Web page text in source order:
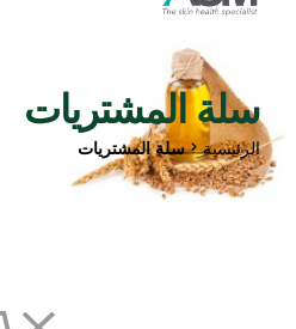
سلة المشتريات
الرئيسية سلة المشتريات